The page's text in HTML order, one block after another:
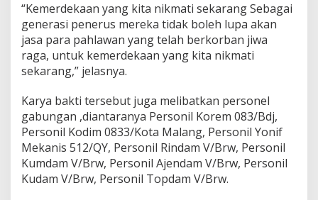
“Kemerdekaan yang kita nikmati sekarang Sebagai
generasi penerus mereka tidak boleh lupa akan
jasa para pahlawan yang telah berkorban jiwa
raga, untuk kemerdekaan yang kita nikmati
sekarang,” jelasnya.
Karya bakti tersebut juga melibatkan personel
gabungan ,diantaranya Personil Korem 083/Bdj,
Personil Kodim 0833/Kota Malang, Personil Yonif
Mekanis 512/QY, Personil Rindam V/Brw, Personil
Kumdam V/Brw, Personil Ajendam V/Brw, Personil
Kudam V/Brw, Personil Topdam V/Brw.